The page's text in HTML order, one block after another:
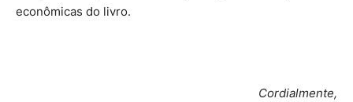
econômicas do livro.
Cordialmente,